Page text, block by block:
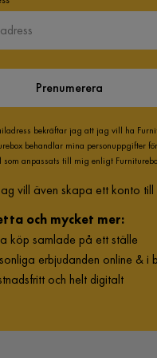
Prenumerera
bekräftar jag att jag vill ha
behandlar mina personuppgifter
anpassats till mig enligt
vill även skapa ett konto till
och mycket mer:
köp samlade på ett ställe
erbjudanden online & i
och helt digitalt